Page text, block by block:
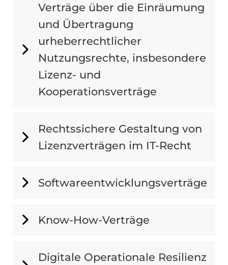
Verträge über die Einräumung
und Übertragung
urheberrechtlicher
Nutzungsrechte, insbesondere
Lizenz- und
Kooperationsverträge
Rechtssichere Gestaltung von
Lizenzverträgen im IT-Recht
Softwareentwicklungsverträge
Know-How-Verträge
Digitale Operationale Resilienz